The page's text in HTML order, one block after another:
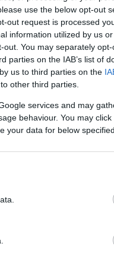
use the below opt-out
out request is processed
information utilized by us
You may separately
parties on the IAB’s list of
us to third parties on the
other third parties.
services and may
behaviour. You may
your data for below
τον
φαίνονται στο